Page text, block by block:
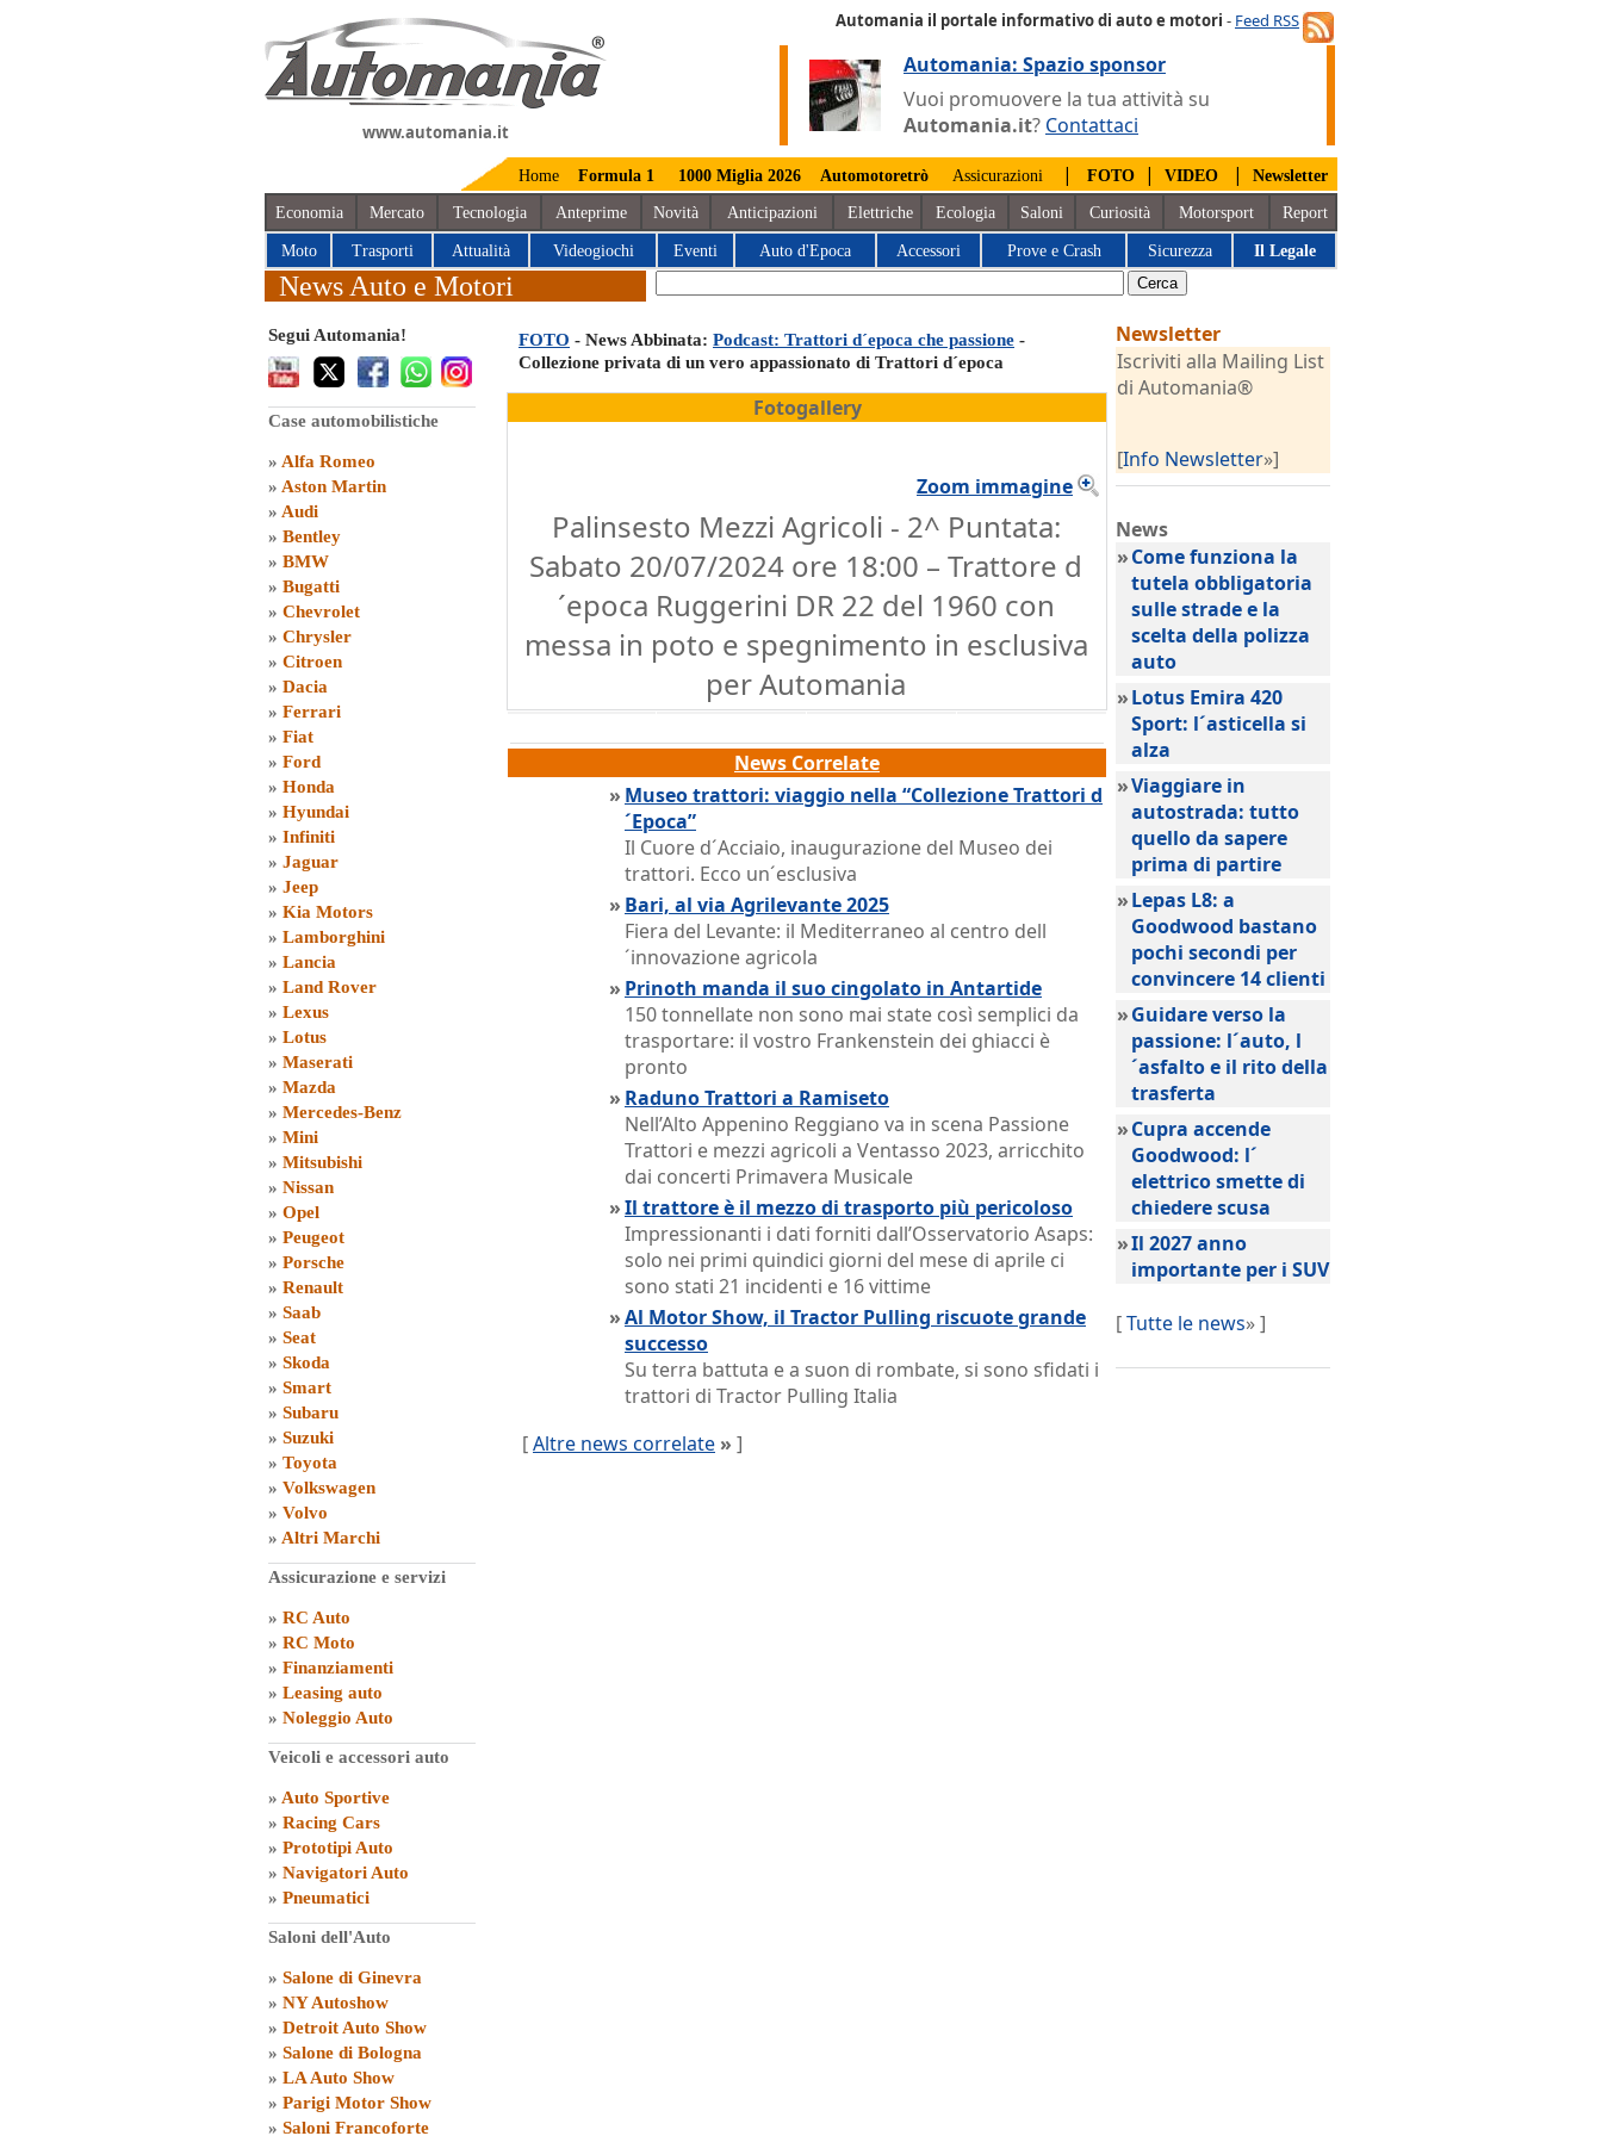
www.automania.it
Automania il portale informativo di auto e motori - Feed RSS
Automania: Spazio sponsor
Vuoi promuovere la tua attività su
Automania.it? Contattaci
Home Formula 1 1000 Miglia 2026 Automotoretrò Assicurazioni | FOTO | VIDEO | Newsletter
Economia Mercato Tecnologia Anteprime Novità Anticipazioni Elettriche Ecologia Saloni Curiosità Motorsport Report
Moto Trasporti Attualità Videogiochi Eventi Auto d'Epoca Accessori Prove e Crash Sicurezza Il Legale
News Auto e Motori
Segui Automania!
Case automobilistiche
» Alfa Romeo
» Aston Martin
» Audi
» Bentley
» BMW
» Bugatti
» Chevrolet
» Chrysler
» Citroen
» Dacia
» Ferrari
» Fiat
» Ford
» Honda
» Hyundai
» Infiniti
» Jaguar
» Jeep
» Kia Motors
» Lamborghini
» Lancia
» Land Rover
» Lexus
» Lotus
» Maserati
» Mazda
» Mercedes-Benz
» Mini
» Mitsubishi
» Nissan
» Opel
» Peugeot
» Porsche
» Renault
» Saab
» Seat
» Skoda
» Smart
» Subaru
» Suzuki
» Toyota
» Volkswagen
» Volvo
» Altri Marchi
Assicurazione e servizi
» RC Auto
» RC Moto
» Finanziamenti
» Leasing auto
» Noleggio Auto
Veicoli e accessori auto
» Auto Sportive
» Racing Cars
» Prototipi Auto
» Navigatori Auto
» Pneumatici
Saloni dell'Auto
» Salone di Ginevra
» NY Autoshow
» Detroit Auto Show
» Salone di Bologna
» LA Auto Show
» Parigi Motor Show
» Saloni Francoforte
FOTO - News Abbinata: Podcast: Trattori d´epoca che passione -
Collezione privata di un vero appassionato di Trattori d´epoca
Fotogallery
Zoom immagine
Palinsesto Mezzi Agricoli - 2^ Puntata:
Sabato 20/07/2024 ore 18:00 – Trattore d
´epoca Ruggerini DR 22 del 1960 con
messa in poto e spegnimento in esclusiva
per Automania
News Correlate
» Museo trattori: viaggio nella “Collezione Trattori d
´Epoca”
Il Cuore d´Acciaio, inaugurazione del Museo dei
trattori. Ecco un´esclusiva
» Bari, al via Agrilevante 2025
Fiera del Levante: il Mediterraneo al centro dell
´innovazione agricola
» Prinoth manda il suo cingolato in Antartide
150 tonnellate non sono mai state così semplici da
trasportare: il vostro Frankenstein dei ghiacci è
pronto
» Raduno Trattori a Ramiseto
Nell’Alto Appenino Reggiano va in scena Passione
Trattori e mezzi agricoli a Ventasso 2023, arricchito
dai concerti Primavera Musicale
»Il trattore è il mezzo di trasporto più pericoloso
Impressionanti i dati forniti dall’Osservatorio Asaps:
solo nei primi quindici giorni del mese di aprile ci
sono stati 21 incidenti e 16 vittime
»Al Motor Show, il Tractor Pulling riscuote grande
successo
Su terra battuta e a suon di rombate, si sono sfidati i
trattori di Tractor Pulling Italia
[Altre news correlate » ]
Newsletter
Iscriviti alla Mailing List
di Automania®
[Info Newsletter»]
News
»Come funziona la
tutela obbligatoria
sulle strade e la
scelta della polizza
auto
»Lotus Emira 420
Sport: l´asticella si
alza
»Viaggiare in
autostrada: tutto
quello da sapere
prima di partire
»Lepas L8: a
Goodwood bastano
pochi secondi per
convincere 14 clienti
»Guidare verso la
passione: l´auto, l
´asfalto e il rito della
trasferta
»Cupra accende
Goodwood: l´
elettrico smette di
chiedere scusa
»Il 2027 anno
importante per i SUV
[Tutte le news» ]